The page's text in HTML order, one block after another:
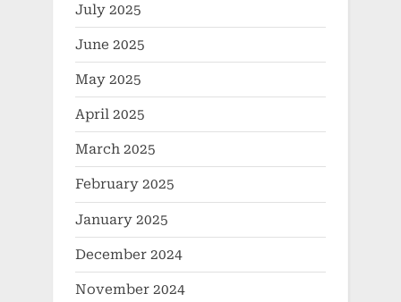
July 2025
June 2025
May 2025
April 2025
March 2025
February 2025
January 2025
December 2024
November 2024